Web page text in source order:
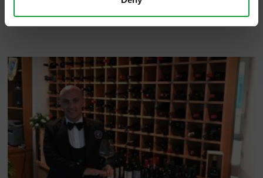
Marco Campisi.